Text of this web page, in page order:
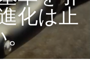
化は止
。